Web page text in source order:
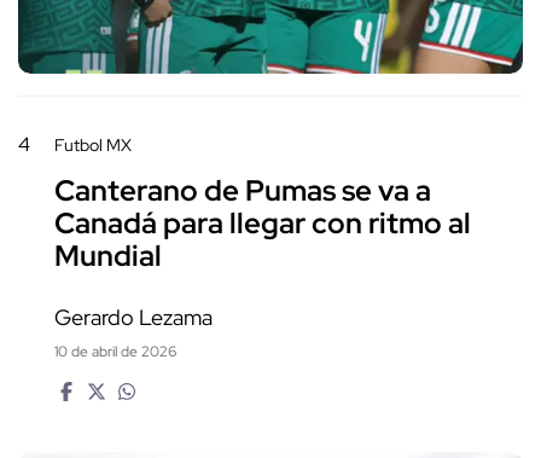
4 Futbol MX
Canterano de Pumas se va a
Canadá para llegar con ritmo al
Mundial
Gerardo Lezama
10 de abril de 2026